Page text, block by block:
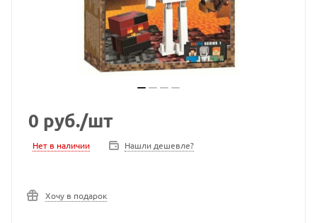
0 руб./шт
Нет в наличии Нашли дешевле?
Хочу в подарок